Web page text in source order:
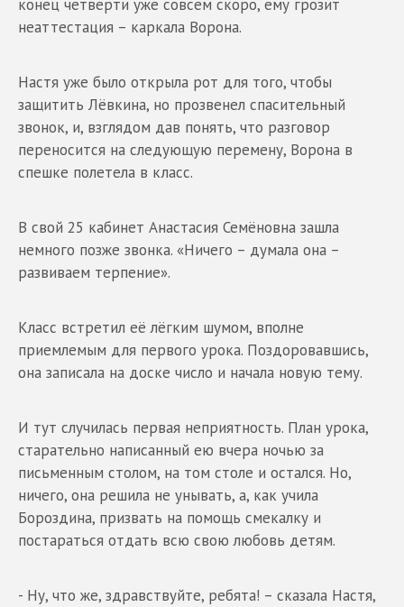
конец четверти уже совсем скоро, ему грозит
неаттестация – каркала Ворона.
Настя уже было открыла рот для того, чтобы
защитить Лёвкина, но прозвенел спасительный
звонок, и, взглядом дав понять, что разговор
переносится на следующую перемену, Ворона в
спешке полетела в класс.
В свой 25 кабинет Анастасия Семёновна зашла
немного позже звонка. «Ничего – думала она –
развиваем терпение».
Класс встретил её лёгким шумом, вполне
приемлемым для первого урока. Поздоровавшись,
она записала на доске число и начала новую тему.
И тут случилась первая неприятность. План урока,
старательно написанный ею вчера ночью за
письменным столом, на том столе и остался. Но,
ничего, она решила не унывать, а, как учила
Бороздина, призвать на помощь смекалку и
постараться отдать всю свою любовь детям.
- Ну, что же, здравствуйте, ребята! – сказала Настя,